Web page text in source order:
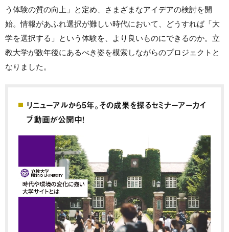
う体験の質の向上」と定め、さまざまなアイデアの検討を開
始。情報があふれ選択が難しい時代において、どうすれば「大
学を選択する」という体験を、より良いものにできるのか。立
教大学が数年後にあるべき姿を模索しながらのプロジェクトと
なりました。
リニューアルから5年。その成果を探るセミナーアーカイ
ブ動画が公開中！